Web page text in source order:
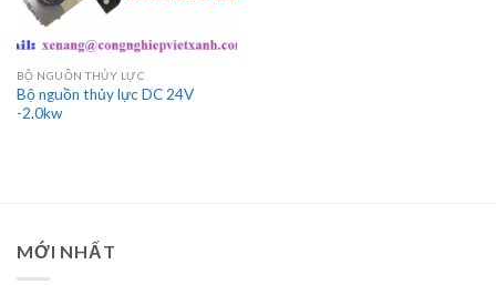
BỘ NGUỒN THỦY LỰC
Bộ nguồn thủy lực DC 24V
-2.0kw
MỚI NHẤT